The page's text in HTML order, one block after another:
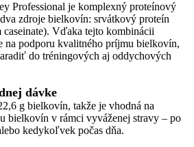
Professional je komplexný proteínový
zdroje bielkovín: srvátkový proteín
Vďaka tejto kombinácii
na podporu kvalitného príjmu bielkovín,
do tréningových aj oddychových
dávke
g bielkovín, takže je vhodná na
bielkovín v rámci vyváženej stravy – po
kedykoľvek počas dňa.